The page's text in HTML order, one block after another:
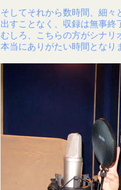
そしてそれから数時間、細々
出すことなく、収録は無事終
むしろ、こちらの方がシナリ
本当にありがたい時間となり